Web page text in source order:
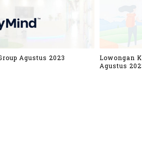
Agustus 2023
Lowongan
Agustus